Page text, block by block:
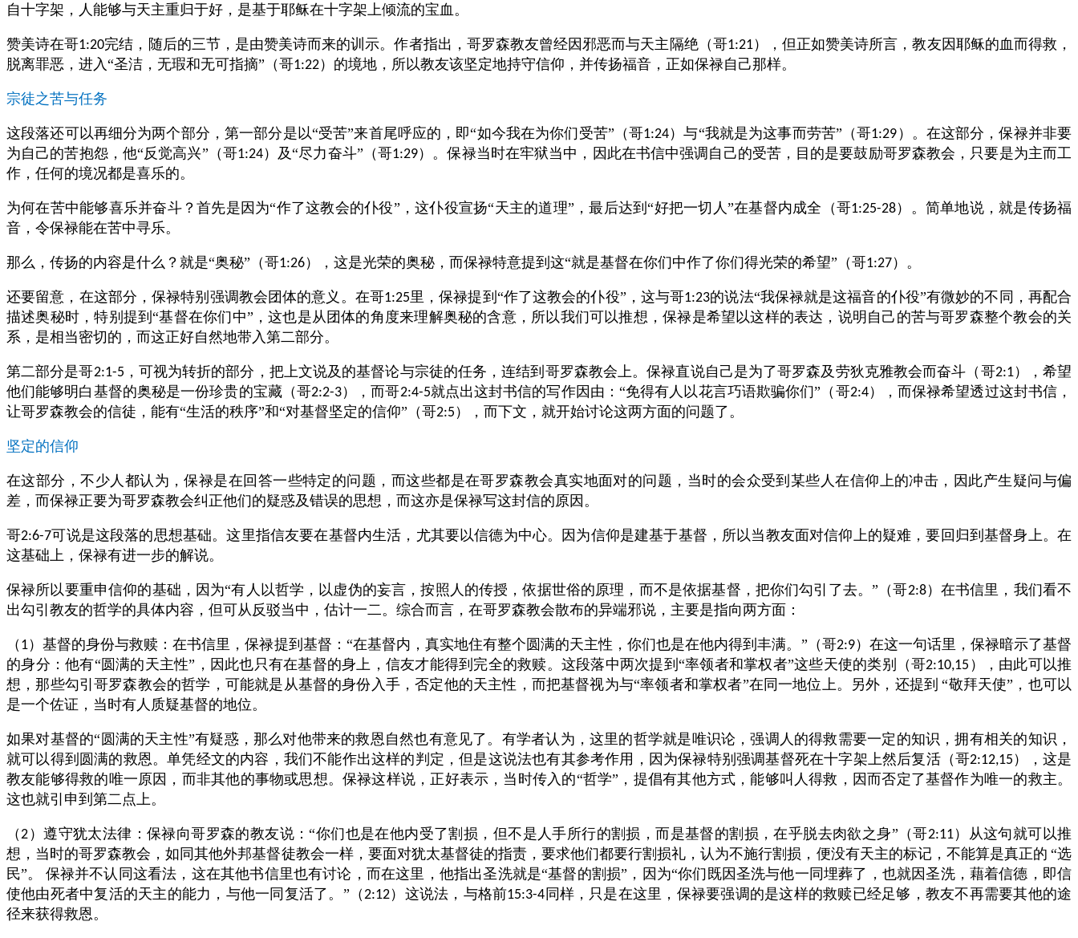
自十字架，人能够与天主重归于好，是基于耶稣在十字架上倾流的宝血。
赞美诗在哥1:20完结，随后的三节，是由赞美诗而来的训示。作者指出，哥罗森教友曾经因邪恶而与天主隔绝（哥1:21），但正如赞美诗所言，教友因耶稣的血而得救，
脱离罪恶，进入“圣洁，无瑕和无可指摘”（哥1:22）的境地，所以教友该坚定地持守信仰，并传扬福音，正如保禄自己那样。
宗徒之苦与任务
这段落还可以再细分为两个部分，第一部分是以“受苦”来首尾呼应的，即“如今我在为你们受苦”（哥1:24）与“我就是为这事而劳苦”（哥1:29 ）。在这部分，保禄并非要
为自己的苦抱怨，他“反觉高兴”（哥1:24）及“尽力奋斗”（哥1:29）。保禄当时在牢狱当中，因此在书信中强调自己的受苦，目的是要鼓励哥罗森教会，只要是为主而工
作，任何的境况都是喜乐的。
为何在苦中能够喜乐并奋斗？首先是因为“作了这教会的仆役”，这仆役宣扬“天主的道理”，最后达到“好把一切人”在基督内成全（哥1:25-28）。简单地说，就是传扬福
音，令保禄能在苦中寻乐。
那么，传扬的内容是什么？就是“奥秘”（哥1:26），这是光荣的奥秘，而保禄特意提到这“就是基督在你们中作了你们得光荣的希望”（哥1:27）。
还要留意，在这部分，保禄特别强调教会团体的意义。在哥1:25里，保禄提到“作了这教会的仆役”，这与哥1:23的说法“我保禄就是这福音的仆役”有微妙的不同，再配合
描述奥秘时，特别提到“基督在你们中”，这也是从团体的角度来理解奥秘的含意，所以我们可以推想，保禄是希望以这样的表达，说明自己的苦与哥罗森整个教会的关
系，是相当密切的，而这正好自然地带入第二部分。
第二部分是哥2:1-5 ，可视为转折的部分，把上文说及的基督论与宗徒的任务，连结到哥罗森教会上。保禄直说自己是为了哥罗森及劳狄克雅教会而奋斗（哥2:1），希望
他们能够明白基督的奥秘是一份珍贵的宝藏（哥2:2-3），而哥2:4-5就点出这封书信的写作因由：“免得有人以花言巧语欺骗你们”（哥2:4），而保禄希望透过这封书信，
让哥罗森教会的信徒，能有“生活的秩序”和“对基督坚定的信仰”（哥2:5 ），而下文，就开始讨论这两方面的问题了。
坚定的信仰
在这部分，不少人都认为，保禄是在回答一些特定的问题，而这些都是在哥罗森教会真实地面对的问题，当时的会众受到某些人在信仰上的冲击，因此产生疑问与偏
差，而保禄正要为哥罗森教会纠正他们的疑惑及错误的思想，而这亦是保禄写这封信的原因。
哥2:6-7可说是这段落的思想基础。这里指信友要在基督内生活，尤其要以信德为中心。因为信仰是建基于基督，所以当教友面对信仰上的疑难，要回归到基督身上。在
这基础上，保禄有进一步的解说。
保禄所以要重申信仰的基础，因为“有人以哲学，以虚伪的妄言，按照人的传授，依据世俗的原理，而不是依据基督，把你们勾引了去。”（哥2:8）在书信里，我们看不
出勾引教友的哲学的具体内容，但可从反驳当中，估计一二。综合而言，在哥罗森教会散布的异端邪说，主要是指向两方面：
（ 1）基督的身份与救赎：在书信里，保禄提到基督：“在基督内，真实地住有整个圆满的天主性，你们也是在他内得到丰满。”（哥2:9）在这一句话里，保禄暗示了基督
的身分：他有“圆满的天主性”，因此也只有在基督的身上，信友才能得到完全的救赎。这段落中两次提到“率领者和掌权者”这些天使的类别（哥2:10,15 ），由此可以推
想，那些勾引哥罗森教会的哲学，可能就是从基督的身份入手，否定他的天主性，而把基督视为与“率领者和掌权者”在同一地位上。另外，还提到 “敬拜天使”，也可以
是一个佐证，当时有人质疑基督的地位。
如果对基督的“圆满的天主性”有疑惑，那么对他带来的救恩自然也有意见了。有学者认为，这里的哲学就是唯识论，强调人的得救需要一定的知识，拥有相关的知识，
就可以得到圆满的救恩。单凭经文的内容，我们不能作出这样的判定，但是这说法也有其参考作用，因为保禄特别强调基督死在十字架上然后复活（哥2:12,15 ），这是
教友能够得救的唯一原因，而非其他的事物或思想。保禄这样说，正好表示，当时传入的“哲学”，提倡有其他方式，能够叫人得救，因而否定了基督作为唯一的救主。
这也就引申到第二点上。
（2 ）遵守犹太法律：保禄向哥罗森的教友说：“你们也是在他内受了割损，但不是人手所行的割损，而是基督的割损，在乎脱去肉欲之身”（哥2:11）从这句就可以推
想，当时的哥罗森教会，如同其他外邦基督徒教会一样，要面对犹太基督徒的指责，要求他们都要行割损礼，认为不施行割损，便没有天主的标记，不能算是真正的 “选
民”。
保禄并不认同这看法，这在其他书信里也有讨论，而在这里，他指出圣洗就是“基督的割损”，因为“你们既因圣洗与他一同埋葬了，也就因圣洗，藉着信德，即信
使他由死者中复活的天主的能力，与他一同复活了。”（2:12）这说法，与格前15:3-4 同样，只是在这里，保禄要强调的是这样的救赎已经足够，教友不再需要其他的途
径来获得救恩。